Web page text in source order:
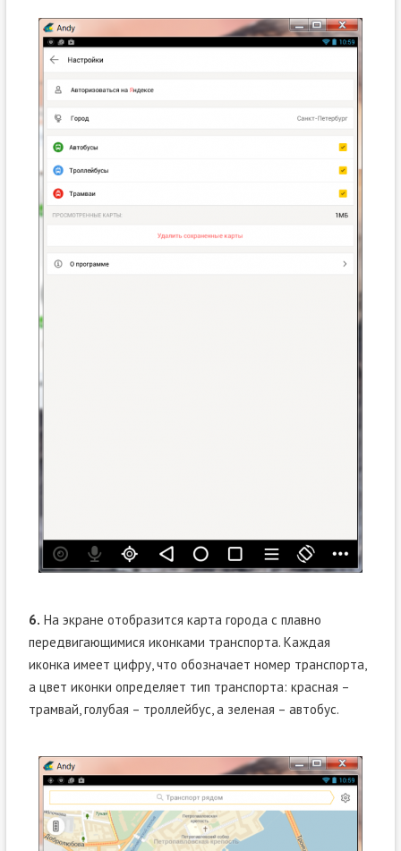
6. На экране отобразится карта города с плавно
передвигающимися иконками транспорта. Каждая
иконка имеет цифру, что обозначает номер транспорта,
а цвет иконки определяет тип транспорта: красная –
трамвай, голубая – троллейбус, а зеленая – автобус.